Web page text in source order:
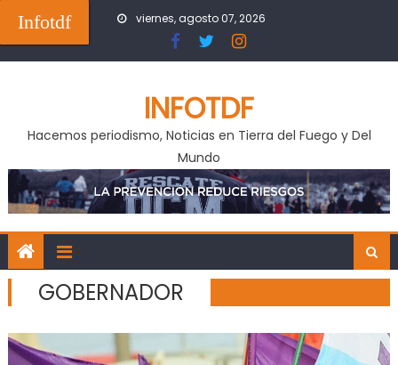
viernes, agosto 07, 2026
INFOTDF
Hacemos periodismo, Noticias en Tierra del Fuego y Del
Mundo
GOBERNADOR
Infotdf